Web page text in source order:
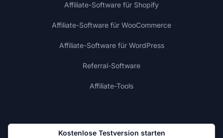
Affiliate-Software für Shopify
Affiliate-Software für WooCommerce
Affiliate-Software für WordPress
Referral-Software
Affiliate-Tools
Kostenlose Testversion starten